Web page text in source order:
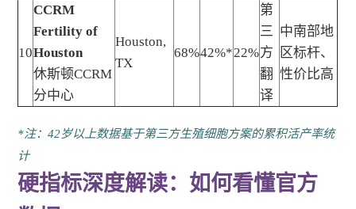
10
CCRM
Fertility of
Houston
休斯顿CCRM
分中心
Houston,
TX
68%42%*22%
第
三
方
翻
译
中南部地
区标杆、
性价比高
*注：42岁以上数据基于第三方生殖细胞方案的累积活产率统
计
硬指标深度解读：如何看懂官方